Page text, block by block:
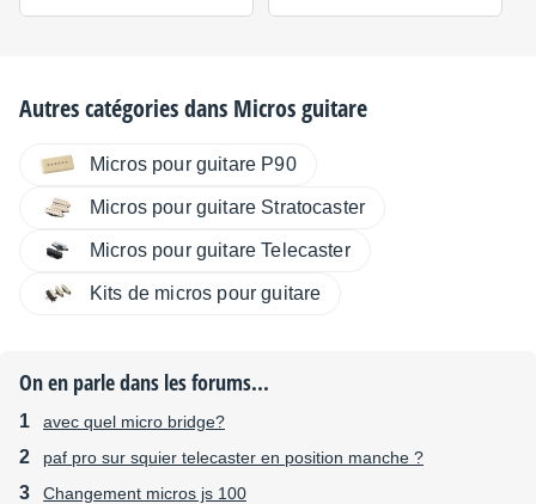
Autres catégories dans Micros guitare
Micros pour guitare P90
Micros pour guitare Stratocaster
Micros pour guitare Telecaster
Kits de micros pour guitare
On en parle dans les forums...
avec quel micro bridge?
paf pro sur squier telecaster en position manche ?
Changement micros js 100